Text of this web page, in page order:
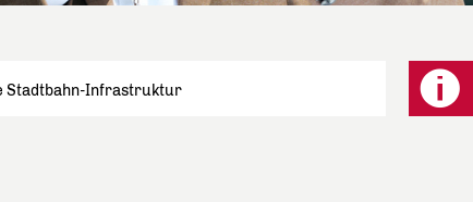
Stadtbahn-Infrastruktur